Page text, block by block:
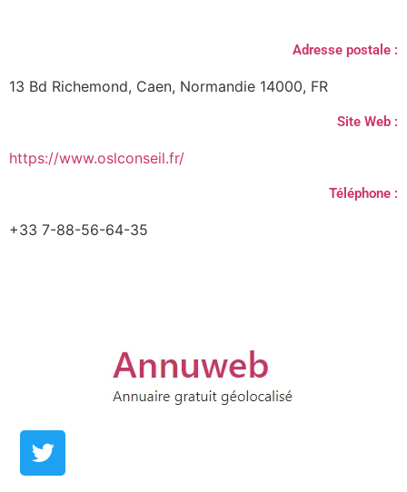
Adresse postale :
13 Bd Richemond, Caen, Normandie 14000, FR
Site Web :
https://www.oslconseil.fr/
Téléphone :
+33 7-88-56-64-35